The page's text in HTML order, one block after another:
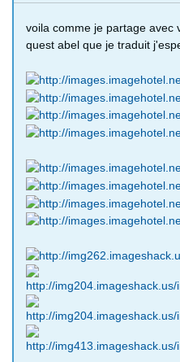
voila comme je partage avec
quest abel que je traduit